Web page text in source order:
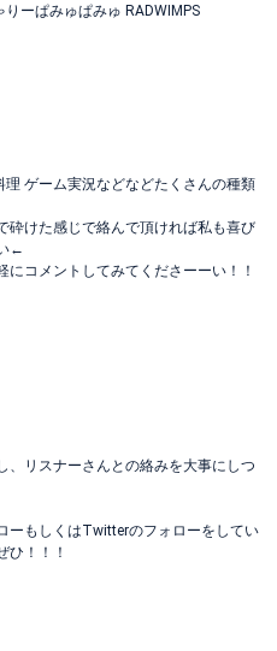
ーぱみゅぱみゅ RADWIMPS
ゲーム実況などなどたくさんの種類
砕けた感じで絡んで頂ければ私も喜び
←
コメントしてみてくださーーい！！
、リスナーさんとの絡みを大事にしつ
ーもしくはTwitterのフォローをしてい
ひ！！！